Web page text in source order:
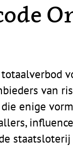
van
enige